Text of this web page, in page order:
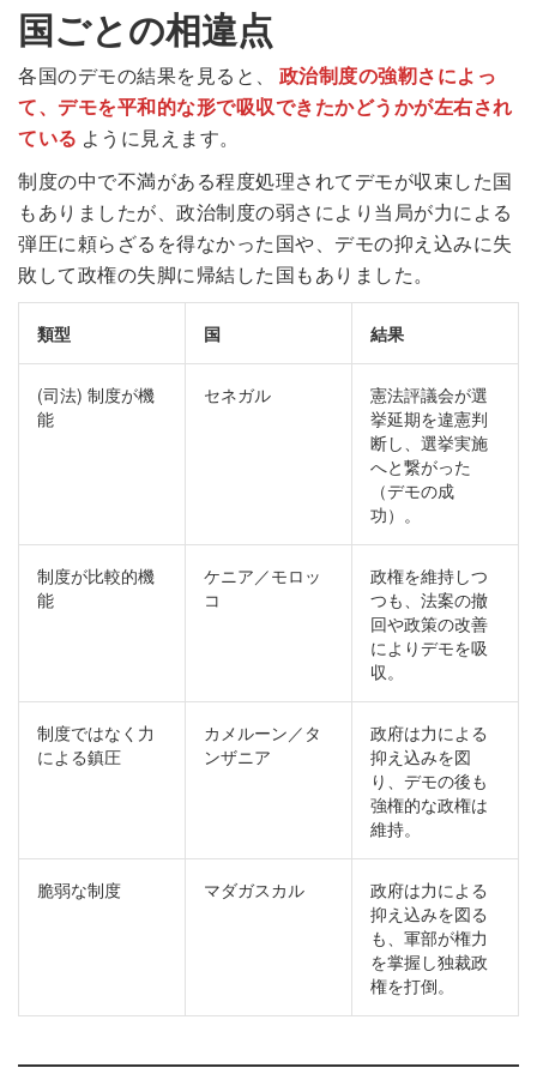
国ごとの相違点
各国のデモの結果を見ると、
政治制度の強靭さによっ
て、デモを平和的な形で吸収できたかどうかが左右され
ている ように見えます。
制度の中で不満がある程度処理されてデモが収束した国
もありましたが、政治制度の弱さにより当局が力による
弾圧に頼らざるを得なかった国や、デモの抑え込みに失
敗して政権の失脚に帰結した国もありました。
類型 国 結果
(司法) 制度が機
能
セネガル
憲法評議会が選
挙延期を違憲判
断し、選挙実施
へと繋がった
（デモの成
功）。
制度が比較的機
能
ケニア／モロッ
コ
政権を維持しつ
つも、法案の撤
回や政策の改善
によりデモを吸
収。
制度ではなく力
による鎮圧
カメルーン／タ
ンザニア
政府は力による
抑え込みを図
り、デモの後も
強権的な政権は
維持。
脆弱な制度 マダガスカル
政府は力による
抑え込みを図る
も、軍部が権力
を掌握し独裁政
権を打倒。